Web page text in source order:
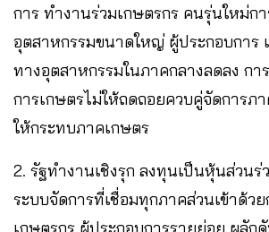
การ ทำงานร่วมเกษตรกร คนรุ่นใหม่ก
อุตสาหกรรมขนาดใหญ่ ผู้ประกอบการ
ทางอุตสาหกรรมในภาคกลางลดลง กา
การเกษตรไม่ให้ถดถอยควบคู่จัดการภ
ให้กระทบภาคเกษตร
2. รัฐทำงานเชิงรุก ลงทุนเป็นหุ้นส่วน
ระบบจัดการที่เชื่อมทุกภาคส่วนเข้าด้ว